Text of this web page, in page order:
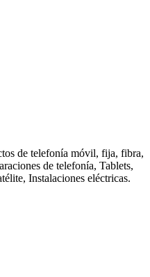
de telefonía móvil, fija, fibra,
de telefonía, Tablets,
Instalaciones eléctricas.